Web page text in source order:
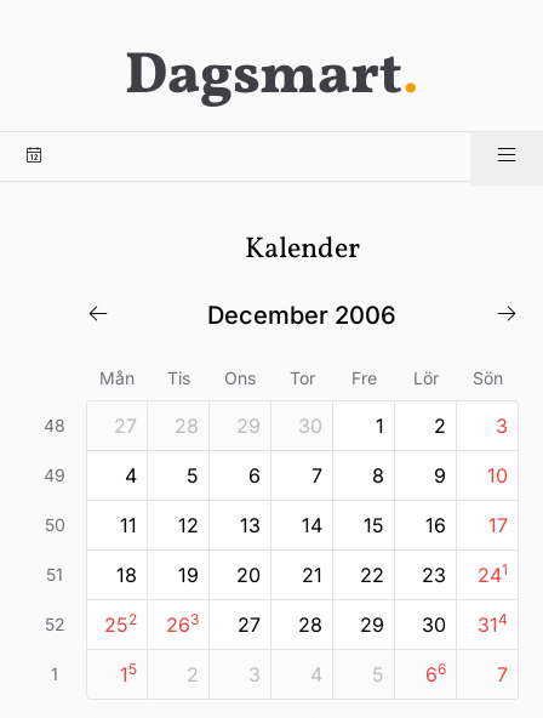
Dagsmart.
Kalender
december 2006
Mån Tis Ons Tor Fre Lör Sön
48 27 28 29 30 1 2 3
49 4 5 6 7 8 9 10
50 11 12 13 14 15 16 17
51 18 19 20 21 22 23 241
52 252 263 27 28 29 30 314
1 1 5 2 3 4 5 66 7